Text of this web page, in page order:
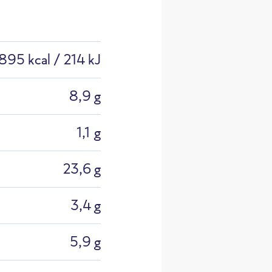
kcal / 214 kJ
8,9 g
1,1 g
23,6 g
3,4 g
5,9 g